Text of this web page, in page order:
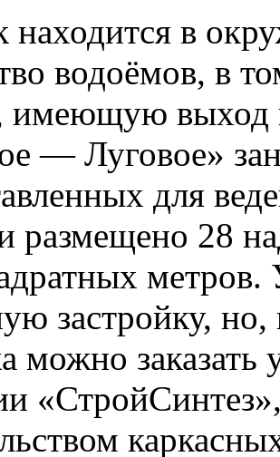
находится в
водоёмов, в
имеющую выход
— Луговое»
для
размещено 28
застройку,
можно заказать